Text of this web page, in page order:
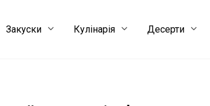
Закуски Кулінарія Десерти